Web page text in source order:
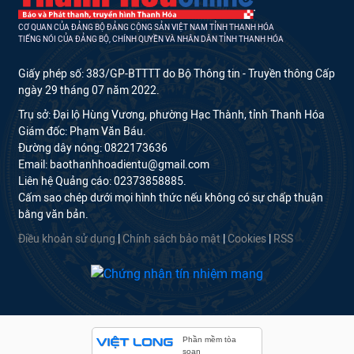
CƠ QUAN CỦA ĐẢNG BỘ ĐẢNG CỘNG SẢN VIỆT NAM TỈNH THANH HÓA
TIẾNG NÓI CỦA ĐẢNG BỘ, CHÍNH QUYỀN VÀ NHÂN DÂN TỈNH THANH HÓA
Giấy phép số: 383/GP-BTTTT do Bộ Thông tin - Truyền thông Cấp
ngày 29 tháng 07 năm 2022.
Trụ sở: Đại lộ Hùng Vương, phường Hạc Thành, tỉnh Thanh Hóa
Giám đốc: Phạm Văn Báu.
Đường dây nóng: 0822173636
Email: baothanhhoadientu@gmail.com
Liên hệ Quảng cáo: 02373858885.
Cấm sao chép dưới mọi hình thức nếu không có sự chấp thuận
bằng văn bản.
Điều khoản sử dụng Chính sách bảo mật Cookies RSS
Phần mềm tòa
soạn